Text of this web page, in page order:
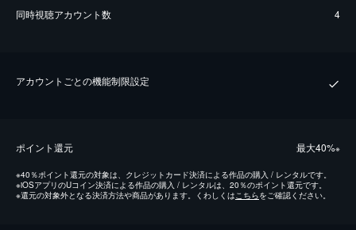
同時視聴アカウント数 4
アカウントごとの機能制限設定
ポイント還元 最⼤40%※
※40％ポイント還元の対象は、クレジットカード決済による作品の購入 / レンタルです。
※iOSアプリのUコイン決済による作品の購入 / レンタルは、20％のポイント還元です。
※還元の対象外となる決済方法や商品があります。くわしくはこちらをご確認ください。